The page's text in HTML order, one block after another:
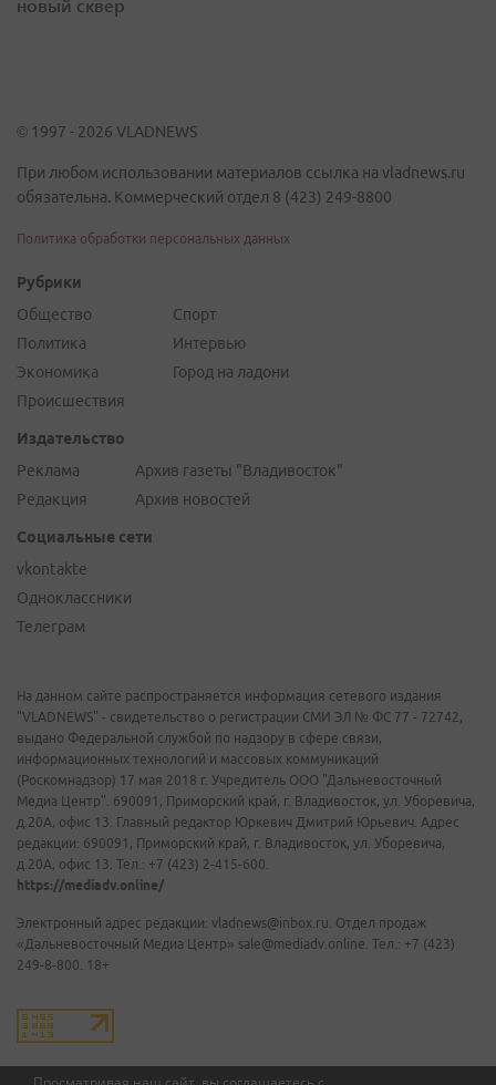
новый сквер
© 1997 - 2026 VLADNEWS
При любом использовании материалов ссылка на vladnews.ru
обязательна. Коммерческий отдел 8 (423) 249-8800
Политика обработки персональных данных
Рубрики
Общество
Политика
Экономика
Происшествия
Спорт
Интервью
Город на ладони
Издательство
Реклама
Редакция
Архив газеты "Владивосток"
Архив новостей
Социальные сети
vkontakte
Одноклассники
Телеграм
На данном сайте распространяется информация сетевого издания
"VLADNEWS" - свидетельство о регистрации СМИ ЭЛ № ФС 77 - 72742,
выдано Федеральной службой по надзору в сфере связи,
информационных технологий и массовых коммуникаций
(Роскомнадзор) 17 мая 2018 г. Учредитель ООО "Дальневосточный
Медиа Центр". 690091, Приморский край, г. Владивосток, ул. Уборевича,
д.20А, офис 13. Главный редактор Юркевич Дмитрий Юрьевич. Адрес
редакции: 690091, Приморский край, г. Владивосток, ул. Уборевича,
д.20А, офис 13. Тел.: +7 (423) 2-415-600.
https://mediadv.online/
Электронный адрес редакции: vladnews@inbox.ru. Отдел продаж
«Дальневосточный Медиа Центр» sale@mediadv.online. Тел.: +7 (423)
249-8-800. 18+